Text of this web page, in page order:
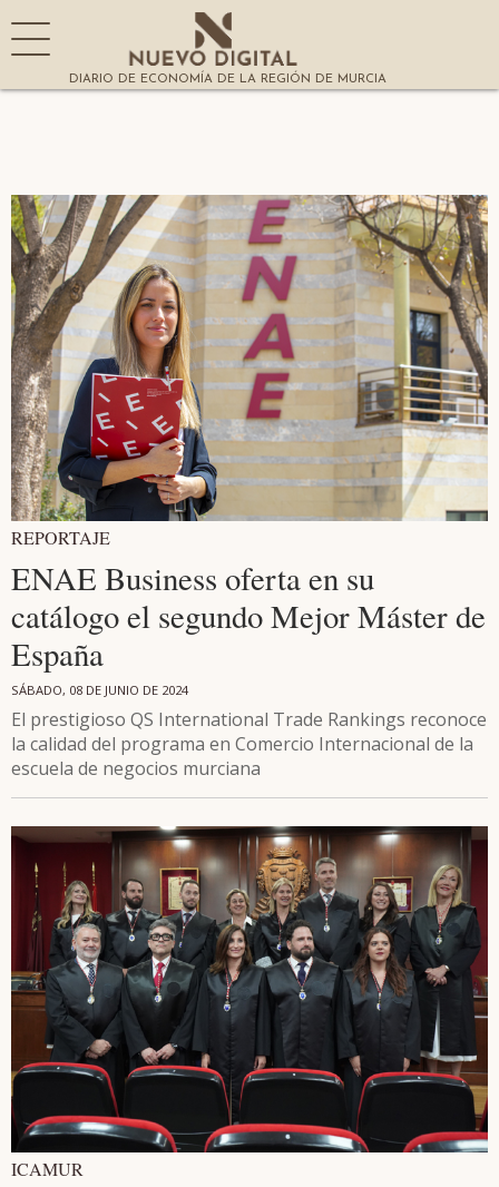
DIARIO DE ECONOMÍA DE LA REGIÓN DE MURCIA
REPORTAJE
ENAE Business oferta en su
catálogo el segundo Mejor Máster de
España
SÁBADO, 08 DE JUNIO DE 2024
El prestigioso QS International Trade Rankings reconoce
la calidad del programa en Comercio Internacional de la
escuela de negocios murciana
ICAMUR